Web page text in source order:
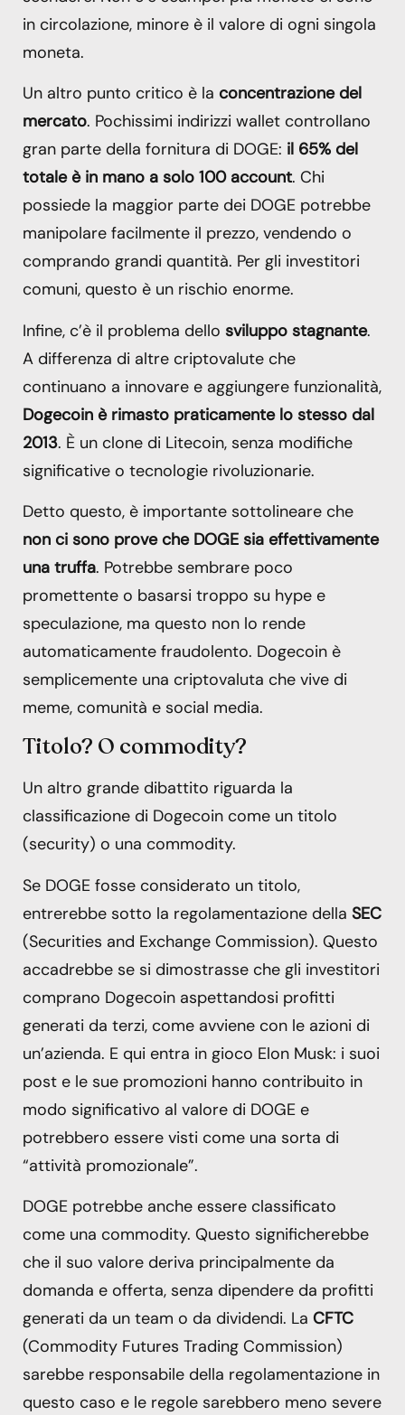
in circolazione, minore è il valore di ogni singola
moneta.
Un altro punto critico è la concentrazione del
mercato. Pochissimi indirizzi wallet controllano
gran parte della fornitura di DOGE: il 65% del
totale è in mano a solo 100 account. Chi
possiede la maggior parte dei DOGE potrebbe
manipolare facilmente il prezzo, vendendo o
comprando grandi quantità. Per gli investitori
comuni, questo è un rischio enorme.
Infine, c’è il problema dello sviluppo stagnante.
A differenza di altre criptovalute che
continuano a innovare e aggiungere funzionalità,
Dogecoin è rimasto praticamente lo stesso dal
2013. È un clone di Litecoin, senza modifiche
significative o tecnologie rivoluzionarie.
Detto questo, è importante sottolineare che
non ci sono prove che DOGE sia effettivamente
una truffa. Potrebbe sembrare poco
promettente o basarsi troppo su hype e
speculazione, ma questo non lo rende
automaticamente fraudolento. Dogecoin è
semplicemente una criptovaluta che vive di
meme, comunità e social media.
Titolo? O commodity?
Un altro grande dibattito riguarda la
classificazione di Dogecoin come un titolo
(security) o una commodity.
Se DOGE fosse considerato un titolo,
entrerebbe sotto la regolamentazione della SEC
(Securities and Exchange Commission). Questo
accadrebbe se si dimostrasse che gli investitori
comprano Dogecoin aspettandosi profitti
generati da terzi, come avviene con le azioni di
un’azienda. E qui entra in gioco Elon Musk: i suoi
post e le sue promozioni hanno contribuito in
modo significativo al valore di DOGE e
potrebbero essere visti come una sorta di
“attività promozionale”.
DOGE potrebbe anche essere classificato
come una commodity. Questo significherebbe
che il suo valore deriva principalmente da
domanda e offerta, senza dipendere da profitti
generati da un team o da dividendi. La CFTC
(Commodity Futures Trading Commission)
sarebbe responsabile della regolamentazione in
questo caso e le regole sarebbero meno severe